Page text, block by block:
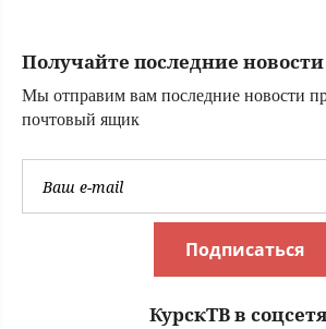
Russia -
МирТесен
Получайте последние
Мы отправим вам последние новости
почтовый ящик
Подписаться
КурскТВ в